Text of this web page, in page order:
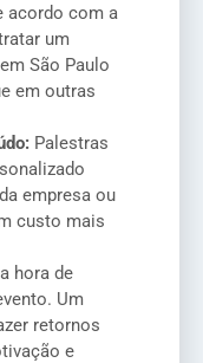
acordo com a
um
São Paulo
em outras
Palestras
empresa ou
custo mais
hora de
Um
retornos
e